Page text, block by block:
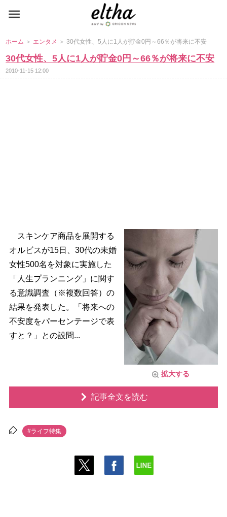
ホーム ＞ エンタメ ＞ 30代女性、5人に1人が貯金0円～66％が将来に不安
30代女性、5人に1人が貯金0円～66％が将来に不安
2010-11-15 12:00
拡大する
スキンケア商品を展開する
オルビスが15日、30代の未婚
女性500名を対象に実施した
「人生プランニング」に関す
る意識調査（※複数回答）の
結果を発表した。「将来への
不安度をパーセンテージで表
すと？」との設問...
記事全文を読む
#ライフ特集